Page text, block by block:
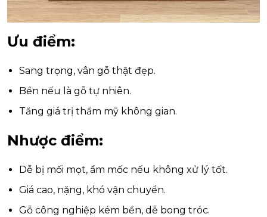
Ưu điểm:
Sang trọng, vân gỗ thật đẹp.
Bền nếu là gỗ tự nhiên.
Tăng giá trị thẩm mỹ không gian.
Nhược điểm:
Dễ bị mối mọt, ẩm mốc nếu không xử lý tốt.
Giá cao, nặng, khó vận chuyển.
Gỗ công nghiệp kém bền, dễ bong tróc.